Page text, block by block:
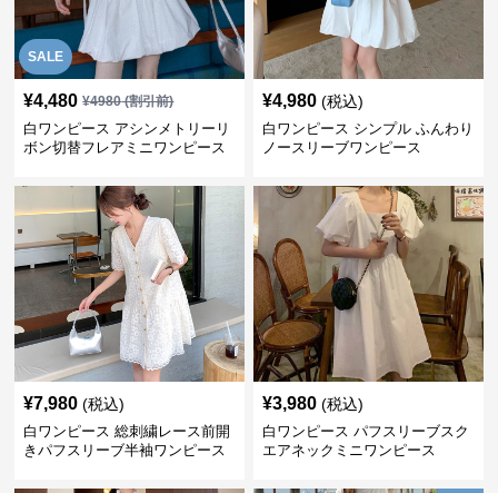
SALE
¥4,480 ¥4980(割引前)
白ワンピース アシンメトリーリ
ボン切替フレアミニワンピース
¥4,980 (税込)
白ワンピース シンプル ふんわり
ノースリーブワンピース
¥7,980 (税込)
白ワンピース 総刺繍レース前開
きパフスリーブ半袖ワンピース
¥3,980 (税込)
白ワンピース パフスリーブスク
エアネックミニワンピース